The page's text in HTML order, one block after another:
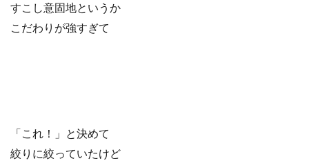
すこし意固地というか
こだわりが強すぎて
「これ！」と決めて
絞りに絞っていたけど